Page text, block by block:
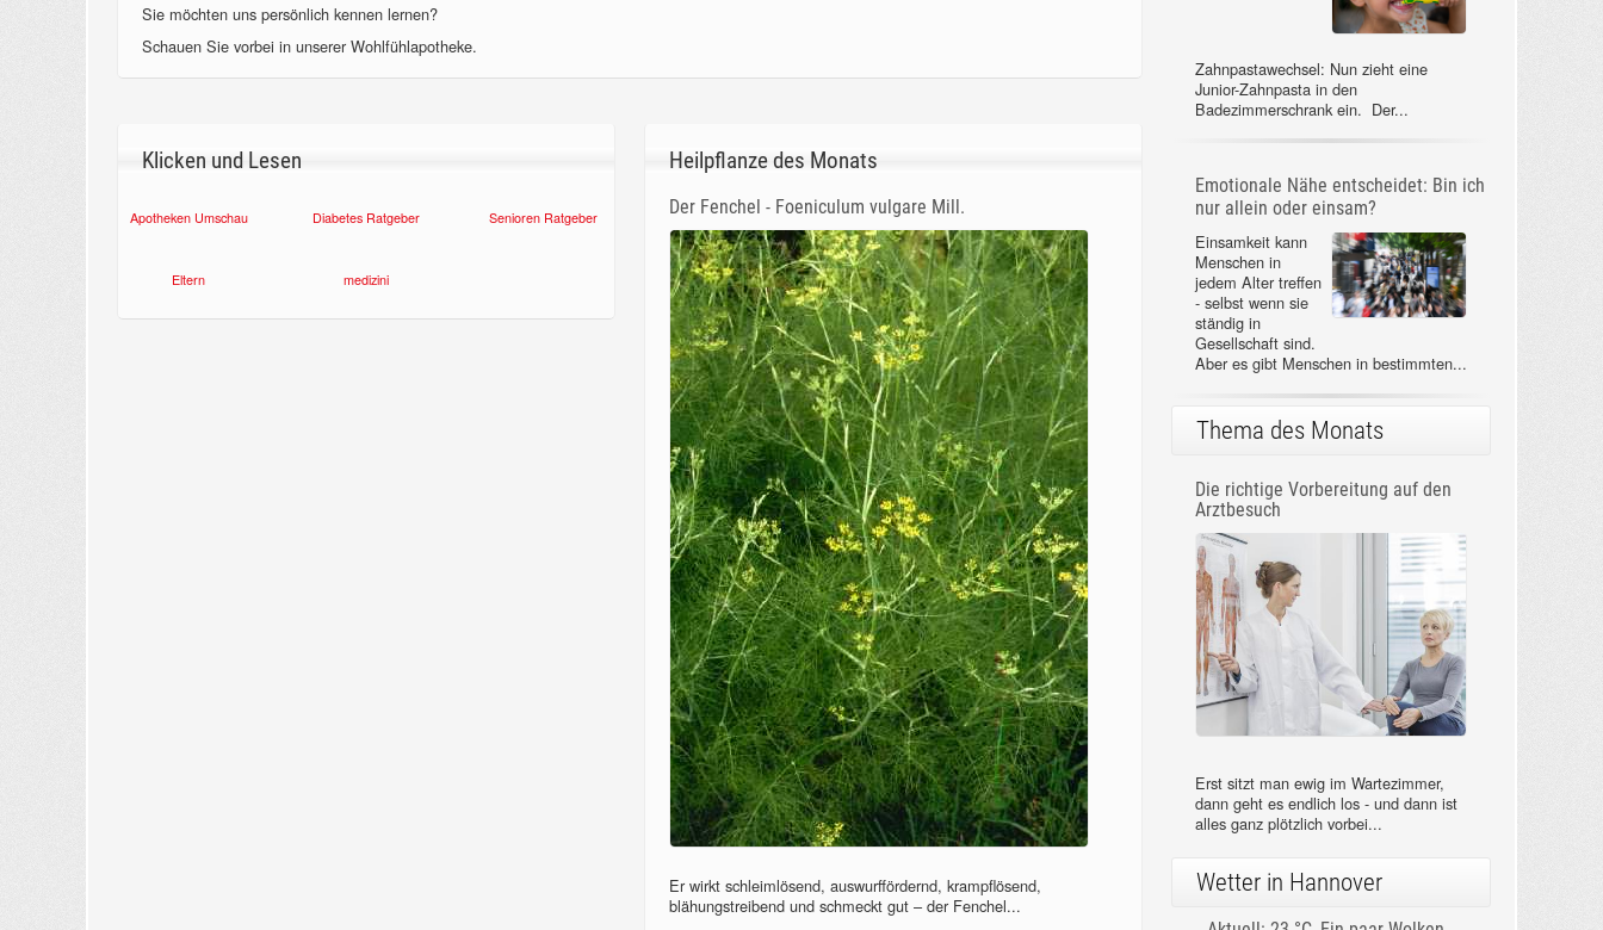
Sie möchten uns persönlich kennen lernen?
Schauen Sie vorbei in unserer Wohlfühlapotheke.
Klicken und Lesen
Apotheken Umschau Diabetes Ratgeber Senioren Ratgeber
Eltern medizini
Heilpflanze des Monats
Der Fenchel - Foeniculum vulgare Mill.
Er wirkt schleimlösend, auswurffördernd, krampflösend,
blähungstreibend und schmeckt gut – der Fenchel...
Zahnpastawechsel: Nun zieht eine
Junior-Zahnpasta in den
Badezimmerschrank ein. Der...
Emotionale Nähe entscheidet: Bin ich
nur allein oder einsam?
Einsamkeit kann
Menschen in
jedem Alter treffen
- selbst wenn sie
ständig in
Gesellschaft sind.
Aber es gibt Menschen in bestimmten...
Thema des Monats
Die richtige Vorbereitung auf den
Arztbesuch
Erst sitzt man ewig im Wartezimmer,
dann geht es endlich los - und dann ist
alles ganz plötzlich vorbei...
Wetter in Hannover